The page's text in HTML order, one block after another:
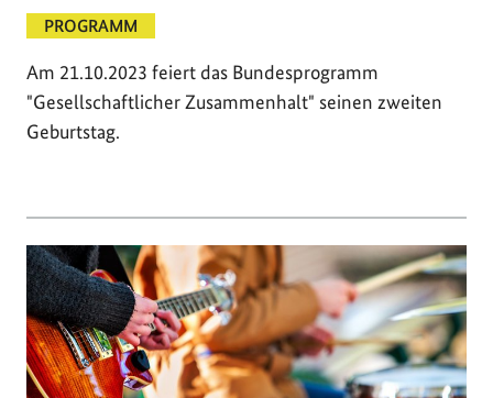
PROGRAMM
Am 21.10.2023 feiert das Bundesprogramm
"Gesellschaftlicher Zusammenhalt" seinen zweiten
Geburtstag.